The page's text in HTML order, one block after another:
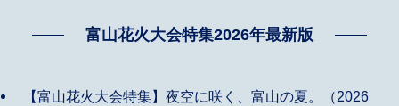
富山花火大会特集2026年最新版
【富山花火大会特集】夜空に咲く、富山の夏。（2026